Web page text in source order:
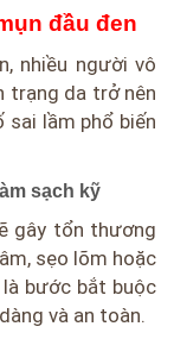
đầu đen
nhiều người vô
trạng da trở nên
lầm phổ biến
sạch kỹ
gây tổn thương
sẹo lõm hoặc
bước bắt buộc
và an toàn.